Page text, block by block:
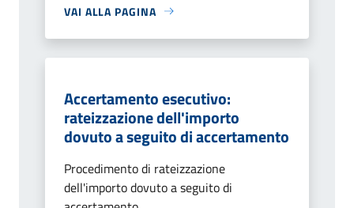
VAI ALLA PAGINA
Accertamento esecutivo:
rateizzazione dell'importo
dovuto a seguito di accertamento
Procedimento di rateizzazione
dell'importo dovuto a seguito di